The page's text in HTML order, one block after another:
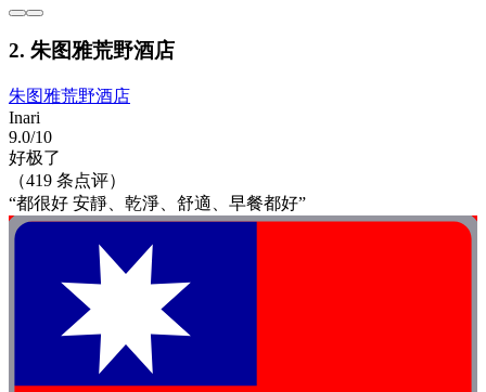
2. 朱图雅荒野酒店
朱图雅荒野酒店
Inari
9.0/10
好极了
（419 条点评）
“都很好 安靜、乾淨、舒適、早餐都好”